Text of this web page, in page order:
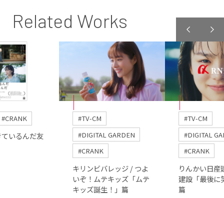
Related Works
#CRANK
いるんだ友
#TV-CM
#DIGITAL GARDEN
#CRANK
キリンビバレッジ / つよ
いぞ！ムテキッズ「ムテ
キッズ誕生！」篇
#TV-CM
#DIGITAL
#CRANK
りんかい日産
建設「最後に
篇